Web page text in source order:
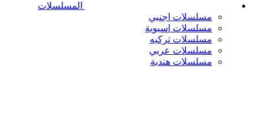
المسلسلات
مسلسلات اجنبي
مسلسلات اسيوية
مسلسلات تركيه
مسلسلات عربي
مسلسلات هندية